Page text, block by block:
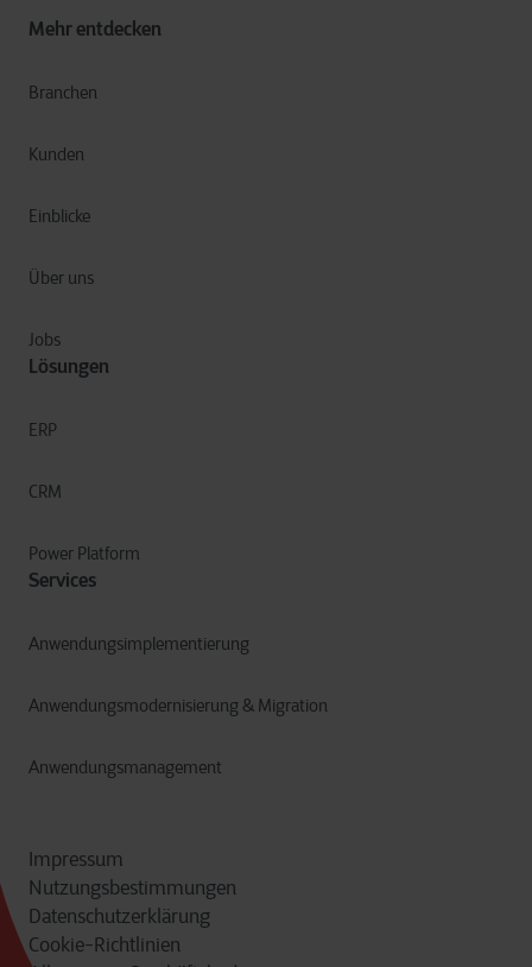
Mehr entdecken
Branchen
Kunden
Einblicke
Über uns
Jobs
Lösungen
ERP
CRM
Power Platform
Services
Anwendungsimplementierung
Anwendungsmodernisierung & Migration
Anwendungsmanagement
Impressum
Nutzungsbestimmungen
Datenschutzerklärung
Cookie-Richtlinien